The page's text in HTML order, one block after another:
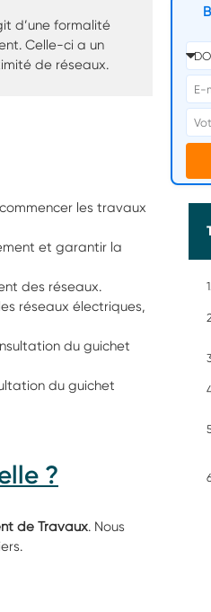
d’une formalité
Celle-ci a un
de réseaux.
les travaux
et garantir la
des réseaux.
réseaux électriques,
du guichet
du guichet
?
de Travaux. Nous